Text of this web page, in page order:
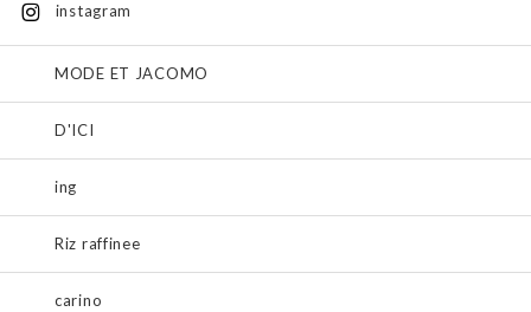
instagram
MODE ET JACOMO
D'ICI
ing
Riz raffinee
carino